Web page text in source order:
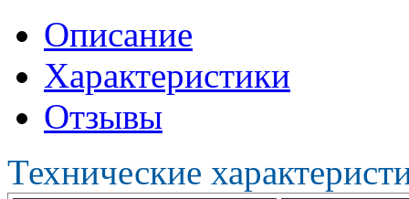
Описание
Характеристики
Отзывы
Технические